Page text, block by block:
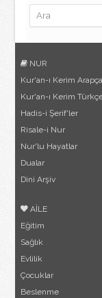
NUR
Kur'an-ı Kerim
Kur'an-ı Kerim
Hadis-i Şerif'ler
Risale-i Nur
Nur'lu Hayatlar
Dualar
Dini Arşiv
AİLE
Eğitim
Sağlık
Evlilik
Çocuklar
Beslenme